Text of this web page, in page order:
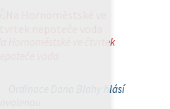
Na Hornoměstské ve čtvrtek
Ordinace Dana Blahy hlásí